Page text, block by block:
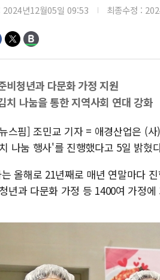
2024년12월05일 09:53 최종수정 :
비청년과 다문화 가정 지원
치 나눔을 통한 지역사회 연대 강화
스핌] 조민교 기자 = 애경산업은 (
나눔 행사'를 진행했다고 5일 밝혔
올해로 21년째로 매년 연말마다
년과 다문화 가정 등 1400여 가정